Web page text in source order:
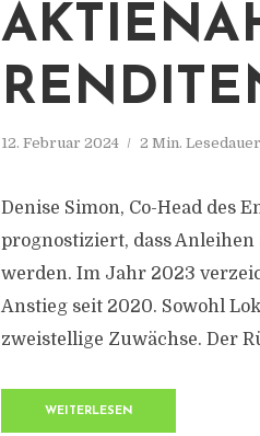
12. Februar 2024 2 Min. Lesedauer
Denise Simon, Co-Head des
prognostiziert, dass
werden. Im Jahr 2023
Anstieg seit 2020. Sowohl
zweistellige Zuwächse. Der
WEITERLESEN